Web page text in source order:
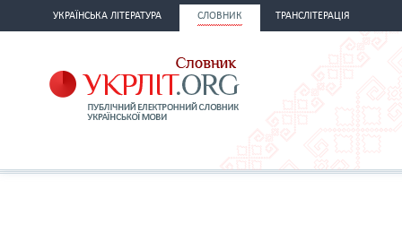
УКРАЇНСЬКА ЛІТЕРАТУРА СЛОВНИК ТРАНСЛІТЕРАЦІЯ